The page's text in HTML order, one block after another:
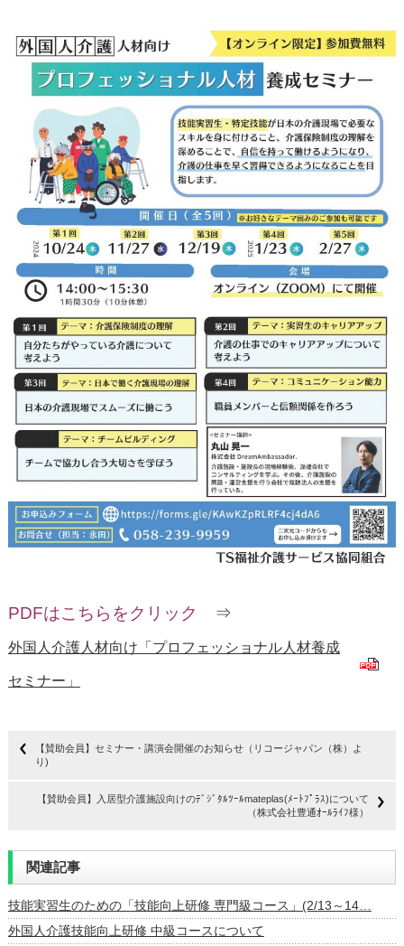
PDFはこちらをクリック ⇒
外国人介護人材向け「プロフェッショナル人材養成
セミナー」
【賛助会員】セミナー・講演会開催のお知らせ（リコージャパン（株）よ
り)
【賛助会員】入居型介護施設向けのﾃﾞｼﾞﾀﾙﾂｰﾙmateplas(ﾒｰﾄﾌﾟﾗｽ)について
（株式会社豊通ｵｰﾙﾗｲﾌ様）
関連記事
技能実習生のための「技能向上研修 専門級コース」(2/13～14…
外国人介護技能向上研修 中級コースについて